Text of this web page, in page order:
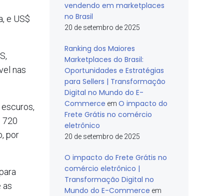
e US$
nas
720
por
as
vendendo em marketplaces
no Brasil
20 de setembro de 2025
Ranking dos Maiores
Marketplaces do Brasil:
Oportunidades e Estratégias
para Sellers | Transformação
Digital no Mundo do E-
Commerce em O impacto do
Frete Grátis no comércio
eletrônico
20 de setembro de 2025
O impacto do Frete Grátis no
comércio eletrônico |
Transformação Digital no
Mundo do E-Commerce em